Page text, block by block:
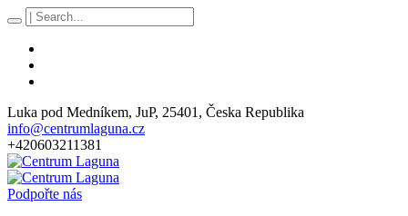
Luka pod Medníkem, JuP, 25401 , Česka Republika
info@centrumlaguna.cz
+420603211381
Podpořte nás